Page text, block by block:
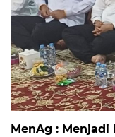
MenAg : Menjadi